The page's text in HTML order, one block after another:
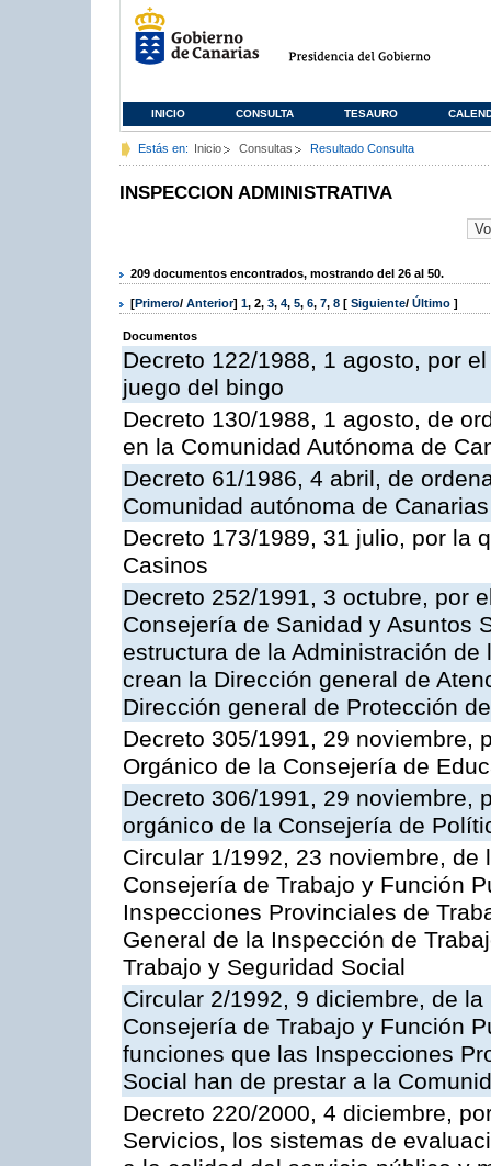
INICIO CONSULTA TESAURO
Estás en: Inicio Consultas Resultado Consulta
INSPECCION ADMINISTRATIVA
209 documentos encontrados, mostrando del 26 al 50.
[Primero/ Anterior] 1, 2, 3, 4, 5, 6, 7, 8 [ Siguiente/ Último ]
Documentos
Decreto 122/1988, 1 agosto, por
juego del bingo
Decreto 130/1988, 1 agosto, de
en la Comunidad Autónoma de
Decreto 61/1986, 4 abril, de
Comunidad autónoma de Canarias
Decreto 173/1989, 31 julio, por la
Casinos
Decreto 252/1991, 3 octubre, por
Consejería de Sanidad y Asuntos
estructura de la Administración
crean la Dirección general de
Dirección general de Protección
Decreto 305/1991, 29 noviembre,
Orgánico de la Consejería de
Decreto 306/1991, 29 noviembre,
orgánico de la Consejería de
Circular 1/1992, 23 noviembre,
Consejería de Trabajo y Función
Inspecciones Provinciales de
General de la Inspección de
Trabajo y Seguridad Social
Circular 2/1992, 9 diciembre, de
Consejería de Trabajo y Función
funciones que las Inspecciones
Social han de prestar a la
Decreto 220/2000, 4 diciembre,
Servicios, los sistemas de